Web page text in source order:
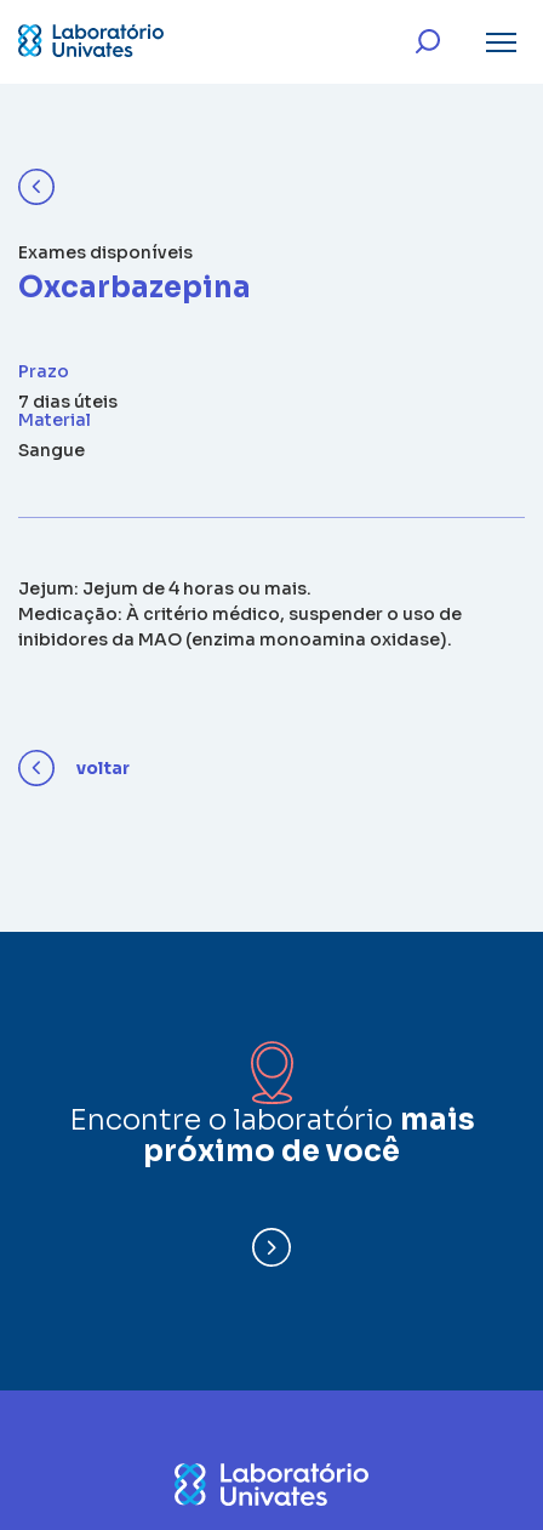
Exames disponíveis
Oxcarbazepina
Prazo
7 dias úteis
Material
Sangue
Jejum: Jejum de 4 horas ou mais.
Medicação: À critério médico, suspender o uso de
inibidores da MAO (enzima monoamina oxidase).
voltar
Encontre o laboratório mais
próximo de você